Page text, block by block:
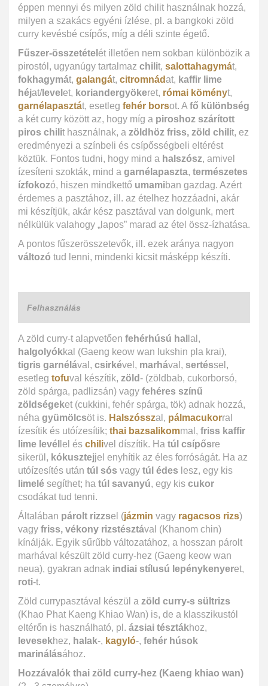
éppen mennyi és milyen zöld chilit használnak hozzá,
milyen a szakács egyéni ízlése, pl. a bangkoki zöld
curry kevésbé csípős, míg a déli szinte égető.
Fűszer-összetétel ét illetően nem sokban különbözik a
pirostól, ugyanúgy tartalmaz chilit, salottahagymát,
fokhagymát, galangát, citromnádat, kaffir lime
héjat/level et, koriandergyökeret, római köményt,
garnélapasztát, esetleg fehér borsot. A fő különbség
a két curry között az, hogy míg a piroshoz szárított
piros chilit használnak, a zöldhöz friss, zöld chilit, ez
eredményezi a színbeli és csípősségbeli eltérést
köztük. Fontos tudni, hogy mind a halszósz, amivel
ízesíteni szokták, mind a garnélapaszta, természetes
ízfokozó, hiszen mindkettő umamiban gazdag. Azért
érdemes a pasztához, ill. az ételhez hozzáadni, akár
mi készítjük, akár kész pasztával van dolgunk, mert
nélkülük valahogy „lapos” marad az étel össz-ízhatása.
A pontos fűszerösszetevők, ill. ezek aránya nagyon
változó tud lenni, mindenki kicsit másképp készíti.
Felhasználás
A zöld curry-t alapvetően fehérhúsú hal lal,
halgolyókkal (Gaeng keow wan lukshin pla krai),
tigris garnélával, csirkével, marhával, sertéssel,
esetleg tofuval készítik, zöld- (zöldbab, cukorborsó,
zöld spárga, padlizsán) vagy fehéres színű
zöldségeket (cukkini, fehér spárga, tök) adnak hozzá,
néha gyümölcsöt is. Halszósszal, pálmacukorral
ízesítik és utóízesítik; thai bazsalikommal, friss kaffir
lime levél lel és chilivel díszítik. Ha túl csípősre
sikerül, kókusztejjel enyhítik az éles forróságát. Ha az
utóízesítés után túl sós vagy túl édes lesz, egy kis
limelé segíthet; ha túl savanyú, egy kis cukor
csodákat tud tenni.
Általában párolt rizzsel (jázmin vagy ragacsos rizs)
vagy friss, vékony rizstésztával (Khanom chin)
kínálják. Egyik sűrűbb változatához, a hosszan párolt
marhával készült zöld curry-hez (Gaeng keow wan
neua), gyakran adnak indiai stílusú lepénykenyeret,
roti-t.
Zöld currypasztával készül a zöld curry-s sültrizs
(Khao Phat Kaeng Khiao Wan) is, de a klasszikustól
eltérőn is használható, pl. ázsiai tésztákhoz,
levesekhez, halak-, kagyló-, fehér húsok
marinálásához.
Hozzávalók thai zöld curry-hez (Kaeng khiao wan)